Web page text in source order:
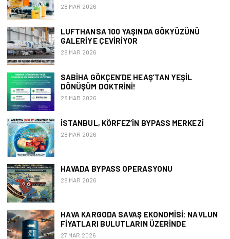
28 MAR 2026
LUFTHANSA 100 YAŞINDA GÖKYÜZÜNÜ
GALERIYE ÇEVIRIYOR
28 MAR 2026
SABIHA GÖKÇEN’DE HEAŞ’TAN YEŞIL
DÖNÜŞÜM DOKTRINI!
28 MAR 2026
İSTANBUL, KÖRFEZ’İN BYPASS MERKEZI
28 MAR 2026
HAVADA BYPASS OPERASYONU
28 MAR 2026
HAVA KARGODA SAVAŞ EKONOMISI: NAVLUN
FIYATLARI BULUTLARIN ÜZERINDE
27 MAR 2026